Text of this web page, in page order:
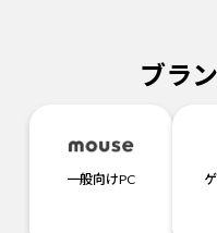
ブラ
一般向けPC